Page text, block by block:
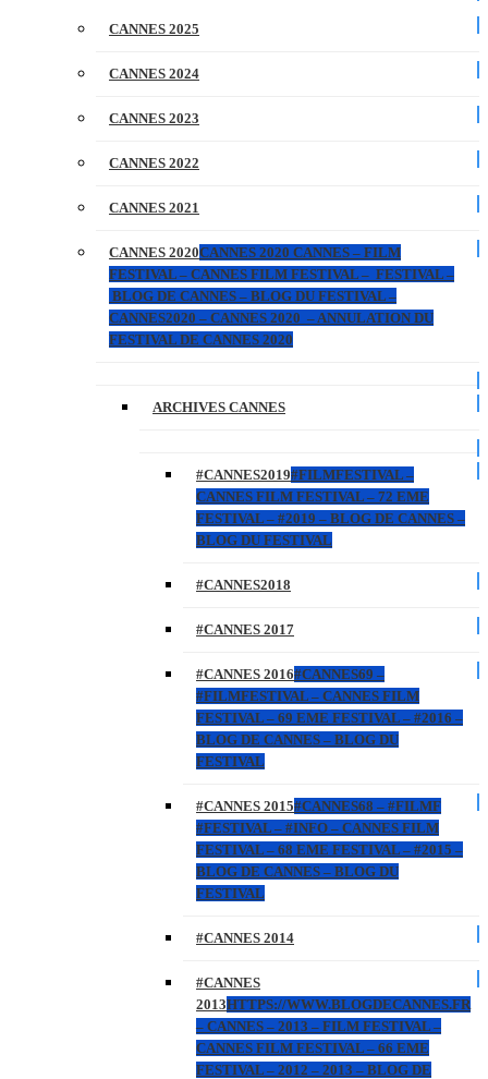
CANNES 2025
CANNES 2024
CANNES 2023
CANNES 2022
CANNES 2021
CANNES 2020CANNES 2020 CANNES – FILM
FESTIVAL – CANNES FILM FESTIVAL – FESTIVAL –
BLOG DE CANNES – BLOG DU FESTIVAL –
CANNES2020 – CANNES 2020 – ANNULATION DU
FESTIVAL DE CANNES 2020
ARCHIVES CANNES
#CANNES2019#FILMFESTIVAL –
CANNES FILM FESTIVAL – 72 EME
FESTIVAL – #2019 – BLOG DE CANNES –
BLOG DU FESTIVAL
#CANNES2018
#CANNES 2017
#CANNES 2016#CANNES69 –
#FILMFESTIVAL – CANNES FILM
FESTIVAL – 69 EME FESTIVAL – #2016 –
BLOG DE CANNES – BLOG DU
FESTIVAL
#CANNES 2015#CANNES68 – #FILMF
#FESTIVAL – #INFO – CANNES FILM
FESTIVAL – 68 EME FESTIVAL – #2015 –
BLOG DE CANNES – BLOG DU
FESTIVAL
#CANNES 2014
#CANNES
2013HTTPS://WWW.BLOGDECANNES.FR
– CANNES – 2013 – FILM FESTIVAL –
CANNES FILM FESTIVAL – 66 EME
FESTIVAL – 2012 – 2013 – BLOG DE